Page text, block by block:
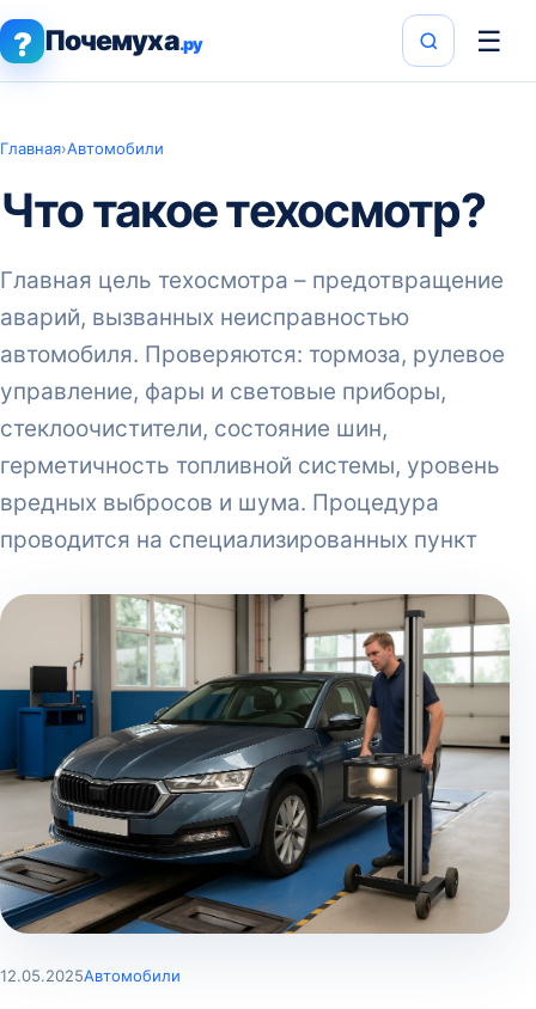
? Почемуха.ру ☰
Главная›Автомобили
Что такое техосмотр?
Главная цель техосмотра – предотвращение
аварий, вызванных неисправностью
автомобиля. Проверяются: тормоза, рулевое
управление, фары и световые приборы,
стеклоочистители, состояние шин,
герметичность топливной системы, уровень
вредных выбросов и шума. Процедура
проводится на специализированных пункт
12.05.2025Автомобили